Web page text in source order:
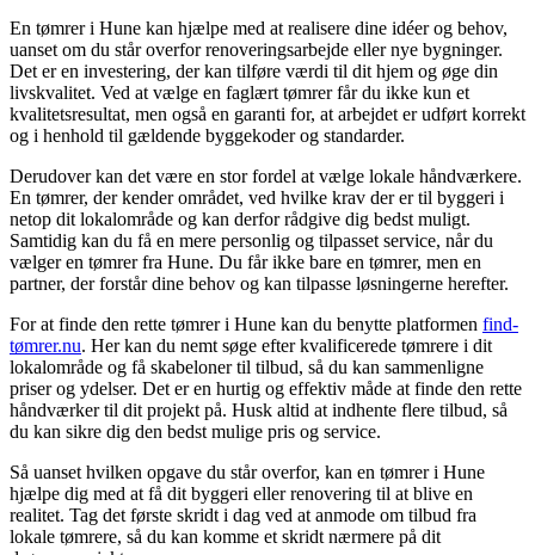
En tømrer i Hune kan hjælpe med at realisere dine idéer og behov,
uanset om du står overfor renoveringsarbejde eller nye bygninger.
Det er en investering, der kan tilføre værdi til dit hjem og øge din
livskvalitet. Ved at vælge en faglært tømrer får du ikke kun et
kvalitetsresultat, men også en garanti for, at arbejdet er udført korrekt
og i henhold til gældende byggekoder og standarder.
Derudover kan det være en stor fordel at vælge lokale håndværkere.
En tømrer, der kender området, ved hvilke krav der er til byggeri i
netop dit lokalområde og kan derfor rådgive dig bedst muligt.
Samtidig kan du få en mere personlig og tilpasset service, når du
vælger en tømrer fra Hune. Du får ikke bare en tømrer, men en
partner, der forstår dine behov og kan tilpasse løsningerne herefter.
For at finde den rette tømrer i Hune kan du benytte platformen find-
tømrer.nu. Her kan du nemt søge efter kvalificerede tømrere i dit
lokalområde og få skabeloner til tilbud, så du kan sammenligne
priser og ydelser. Det er en hurtig og effektiv måde at finde den rette
håndværker til dit projekt på. Husk altid at indhente flere tilbud, så
du kan sikre dig den bedst mulige pris og service.
Så uanset hvilken opgave du står overfor, kan en tømrer i Hune
hjælpe dig med at få dit byggeri eller renovering til at blive en
realitet. Tag det første skridt i dag ved at anmode om tilbud fra
lokale tømrere, så du kan komme et skridt nærmere på dit